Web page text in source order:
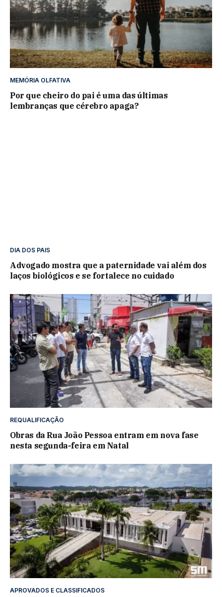
MEMÓRIA OLFATIVA
Por que cheiro do pai é uma das últimas
lembranças que cérebro apaga?
DIA DOS PAIS
Advogado mostra que a paternidade vai além dos
laços biológicos e se fortalece no cuidado
REQUALIFICAÇÃO
Obras da Rua João Pessoa entram em nova fase
nesta segunda-feira em Natal
APROVADOS E CLASSIFICADOS